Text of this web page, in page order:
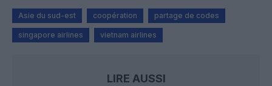
Asie du sud-est coopération partage de codes
singapore airlines vietnam airlines
LIRE AUSSI